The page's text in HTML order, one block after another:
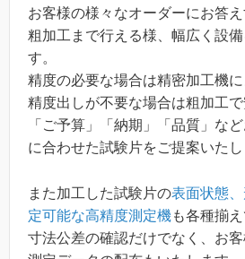
お客様の様々なオーダーにお答
粗加工まで行える様、幅広く設
す。
精度の必要な場合は精密加工機
精度出しが不要な場合は粗加工で
「ご予算」「納期」「品質」な
に合わせた試験片をご提案いたし
また加工した試験片の表面状態
定可能な高精度測定機も各種揃
寸法公差の確認だけでなく、お